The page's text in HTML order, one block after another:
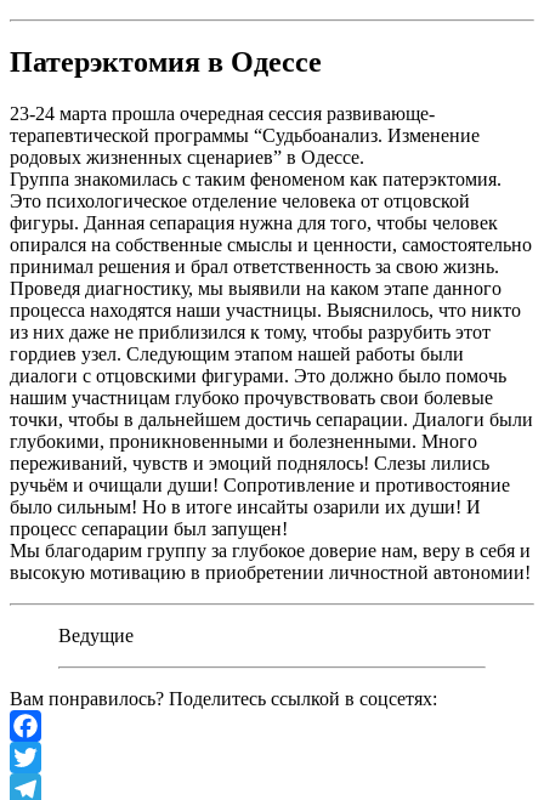
Патерэктомия в Одессе
23-24 марта прошла очередная сессия развивающе-
терапевтической программы “Судьбоанализ. Изменение
родовых жизненных сценариев” в Одессе.
Группа знакомилась с таким феноменом как патерэктомия.
Это психологическое отделение человека от отцовской
фигуры. Данная сепарация нужна для того, чтобы человек
опирался на собственные смыслы и ценности, самостоятельно
принимал решения и брал ответственность за свою жизнь.
Проведя диагностику, мы выявили на каком этапе данного
процесса находятся наши участницы. Выяснилось, что никто
из них даже не приблизился к тому, чтобы разрубить этот
гордиев узел. Следующим этапом нашей работы были
диалоги с отцовскими фигурами. Это должно было помочь
нашим участницам глубоко прочувствовать свои болевые
точки, чтобы в дальнейшем достичь сепарации. Диалоги были
глубокими, проникновенными и болезненными. Много
переживаний, чувств и эмоций поднялось! Слезы лились
ручьём и очищали души! Сопротивление и противостояние
было сильным! Но в итоге инсайты озарили их души! И
процесс сепарации был запущен!
Мы благодарим группу за глубокое доверие нам, веру в себя и
высокую мотивацию в приобретении личностной автономии!
Ведущие
Вам понравилось? Поделитесь ссылкой в соцсетях:
Facebook
Twitter